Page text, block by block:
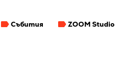
Събития ZOOM Studio